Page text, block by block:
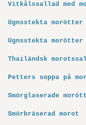
Vitkålssallad med
Ugnsstekta morötter
Ugnsstekta morötter
Thailändsk
Petters soppa på
Smörglaserade
Smörbräserad morot